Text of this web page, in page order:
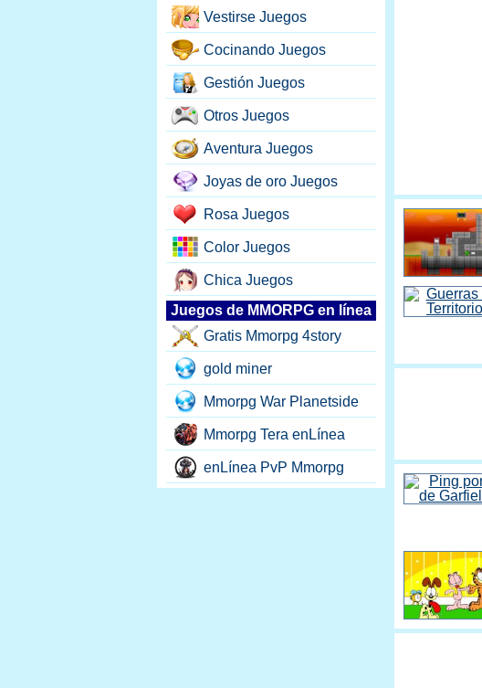
Vestirse Juegos
Cocinando Juegos
Gestión Juegos
Otros Juegos
Aventura Juegos
Joyas de oro Juegos
Rosa Juegos
Color Juegos
Chica Juegos
Juegos de MMORPG en línea
Gratis Mmorpg 4story
gold miner
Mmorpg War Planetside
Mmorpg Tera enLínea
enLínea PvP Mmorpg